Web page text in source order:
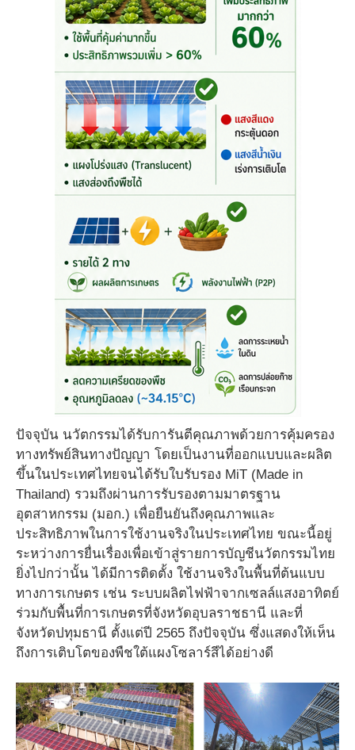
ปัจจุบัน นวัตกรรมได้รับการันตีคุณภาพด้วยการคุ้มครอง
ทางทรัพย์สินทางปัญญา โดยเป็นงานที่ออกแบบและผลิต
ขึ้นในประเทศไทยจนได้รับใบรับรอง MiT (Made in
Thailand) รวมถึงผ่านการรับรองตามมาตรฐาน
อุตสาหกรรม (มอก.) เพื่อยืนยันถึงคุณภาพและ
ประสิทธิภาพในการใช้งานจริงในประเทศไทย ขณะนี้อยู่
ระหว่างการยื่นเรื่องเพื่อเข้าสู่รายการบัญชีนวัตกรรมไทย
ยิ่งไปกว่านั้น ได้มีการติดตั้ง ใช้งานจริงในพื้นที่ต้นแบบ
ทางการเกษตร เช่น ระบบผลิตไฟฟ้าจากเซลล์แสงอาทิตย์
ร่วมกับพื้นที่การเกษตรที่จังหวัดอุบลราชธานี และที่
จังหวัดปทุมธานี ตั้งแต่ปี 2565 ถึงปัจจุบัน ซึ่งแสดงให้เห็น
ถึงการเติบโตของพืชใต้แผงโซลาร์สีได้อย่างดี